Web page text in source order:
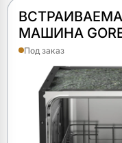
МАШИНА
Под заказ